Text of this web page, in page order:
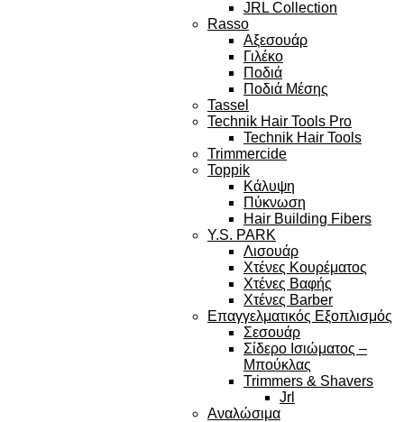
JRL Collection
Rasso
Αξεσουάρ
Γιλέκο
Ποδιά
Ποδιά Μέσης
Tassel
Technik Hair Tools Pro
Technik Hair Tools
Trimmercide
Toppik
Κάλυψη
Πύκνωση
Hair Building Fibers
Y.S. PARK
Λισουάρ
Χτένες Κουρέματος
Χτένες Βαφής
Χτένες Barber
Επαγγελματικός Εξοπλισμός
Σεσουάρ
Σίδερο Ισιώματος –
Μπούκλας
Trimmers & Shavers
Jrl
Αναλώσιμα